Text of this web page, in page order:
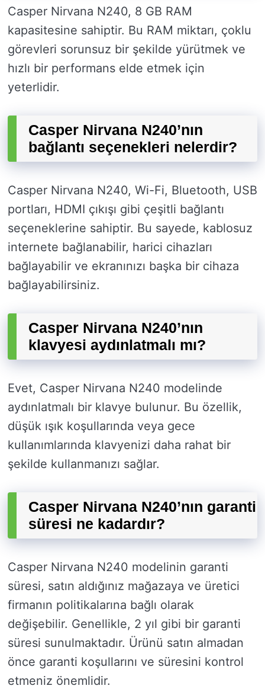
Casper Nirvana N240, 8 GB RAM
kapasitesine sahiptir. Bu RAM miktarı, çoklu
görevleri sorunsuz bir şekilde yürütmek ve
hızlı bir performans elde etmek için
yeterlidir.
Casper Nirvana N240’nın
bağlantı seçenekleri nelerdir?
Casper Nirvana N240, Wi-Fi, Bluetooth, USB
portları, HDMI çıkışı gibi çeşitli bağlantı
seçeneklerine sahiptir. Bu sayede, kablosuz
internete bağlanabilir, harici cihazları
bağlayabilir ve ekranınızı başka bir cihaza
bağlayabilirsiniz.
Casper Nirvana N240’nın
klavyesi aydınlatmalı mı?
Evet, Casper Nirvana N240 modelinde
aydınlatmalı bir klavye bulunur. Bu özellik,
düşük ışık koşullarında veya gece
kullanımlarında klavyenizi daha rahat bir
şekilde kullanmanızı sağlar.
Casper Nirvana N240’nın garanti
süresi ne kadardır?
Casper Nirvana N240 modelinin garanti
süresi, satın aldığınız mağazaya ve üretici
firmanın politikalarına bağlı olarak
değişebilir. Genellikle, 2 yıl gibi bir garanti
süresi sunulmaktadır. Ürünü satın almadan
önce garanti koşullarını ve süresini kontrol
etmeniz önemlidir.